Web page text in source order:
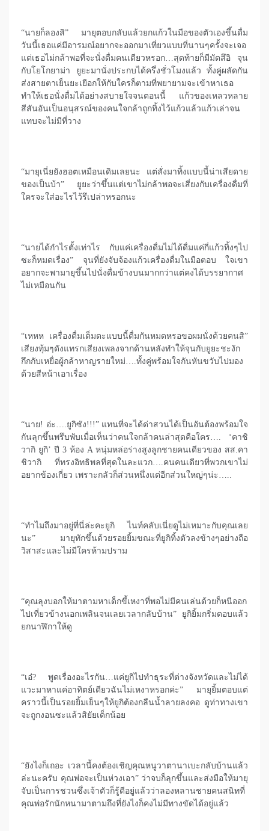
“นายก็ลองสิ” มายุตอบกลับแล้วยกแก้วในมือของตัวเองขึ้นดื่ม
วันนี้เธอแค่มีอารมณ์อยากจะออกมาเที่ยวแบบที่นานๆครั้งจะเจอ
แต่เธอไม่กล้าพอที่จะนั่งดื่มคนเดียวหรอก…สุดท้ายก็มีมัตสึอิ จุน
กับโยโกยาม่า ยูยะมานั่งประกบได้ครึ่งชั่วโมงแล้ว ทั้งคู่ผลัดกัน
ส่งสายตาเย็นยะเยือกให้กับใครก็ตามที่พยายามจะเข้าหาเธอ
ทำให้เธอนั่งดื่มได้อย่างสบายใจจนตอนนี้ แก้วของเหลวหลาย
สีสันอันเป็นอนุสรณ์ของคนใจกล้าถูกทิ้งไว้แก้วแล้วแก้วเล่าจน
แทบจะไม่มีที่วาง
“มายุเนี่ยยังฮอตเหมือนเดิมเลยนะ แต่สั่งมาทิ้งแบบนี้น่าเสียดาย
ของเป็นบ้า” ยูยะว่าขึ้นแต่เขาไม่กล้าพอจะเสี่ยงกับเครื่องดื่มที่
ใครจะใส่อะไรไว้รึเปล่าหรอกนะ
“นายได้กำไรตั้งเท่าไร กับแค่เครื่องดื่มไม่ได้ดื่มแค่กี่แก้วทิ้งๆไป
ซะก็หมดเรื่อง” จุนที่ยังจับจ้องแก้วเครื่องดื่มในมือตอบ ใจเขา
อยากจะพามายุขึ้นไปนั่งดื่มข้างบนมากกว่าแต่คงได้บรรยากาศ
ไม่เหมือนกัน
“เหหห เครื่องดื่มเต็มตะแบบนี้ดื่มกันหมดหรอขอผมนั่งด้วยคนสิ”
เสียงทุ้มๆดังแทรกเสียงเพลงจากด้านหลังทำให้จุนกับยูยะชะงัก
กึกกับเหยื่อผู้กล้าหาญรายใหม่….ทั้งคู่พร้อมใจกันหันขวับไปมอง
ด้วยสีหน้าเอาเรื่อง
“นาย! อ่ะ….ยูกิซัง!!!” แทนที่จะได้ด่าสวนได้เป็นอันต้องพร้อมใจ
กันลุกขึ้นพรึบพับเมื่อเห็นว่าคนใจกล้าคนล่าสุดคือใคร…. ‘คาชิ
วากิ ยูกิ’ ปี 3 ห้อง A หนุ่มหล่อร่างสูงลูกชายคนเดียวของ สส.คา
ชิวากิ ที่ทรงอิทธิพลที่สุดในละแวก….คนคนเดียวที่พวกเขาไม่
อยากข้องเกี่ยว เพราะกลัวก็ส่วนหนึ่งแต่อีกส่วนใหญ่ๆน่ะ…..
“ทำไมถึงมาอยู่ที่นี่ล่ะคะยูกิ ไนท์คลับเนี่ยดูไม่เหมาะกับคุณเลย
นะ” มายุทักขึ้นด้วยรอยยิ้มขณะที่ยูกิทิ้งตัวลงข้างๆอย่างถือ
วิสาสะและไม่มีใครห้ามปราม
“คุณลุงบอกให้มาตามหาเด็กขี้เหงาที่พอไม่มีคนเล่นด้วยก็หนีออก
ไปเที่ยวข้างนอกเพลินจนเลยเวลากลับบ้าน” ยูกิยิ้มกริ่มตอบแล้ว
ยกนาฬิกาให้ดู
“เอ๋? พูดเรื่องอะไรกัน…แค่ยูกิไปทำธุระที่ต่างจังหวัดและไม่ได้
แวะมาหาแค่อาทิตย์เดียวฉันไม่เหงาหรอกค่ะ” มายุยิ้มตอบแต่
คราวนี้เป็นรอยยิ้มเย็นๆให้ยูกิต้องกลืนน้ำลายลงคอ ดูท่าทางเขา
จะถูกงอนซะแล้วสิยัยเด็กน้อย
“ยังไงก็เถอะ เวลานี้คงต้องเชิญคุณหนูวาตานาเบะกลับบ้านแล้ว
ล่ะนะครับ คุณพ่อจะเป็นห่วงเอา” ว่าจบก็ลุกขึ้นและส่งมือให้มายุ
จับเป็นการชวนซึ่งเจ้าตัวก็รู้ดีอยู่แล้วว่าลองหลานชายคนสนิทที่
คุณพ่อรักนักหนามาตามถึงที่ยังไงก็คงไม่มีทางขัดได้อยู่แล้ว